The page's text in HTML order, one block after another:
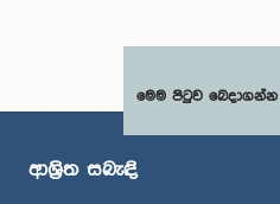
මෙම පිටුව බෙදාගන්න
ආශ්‍රිත සබැඳි